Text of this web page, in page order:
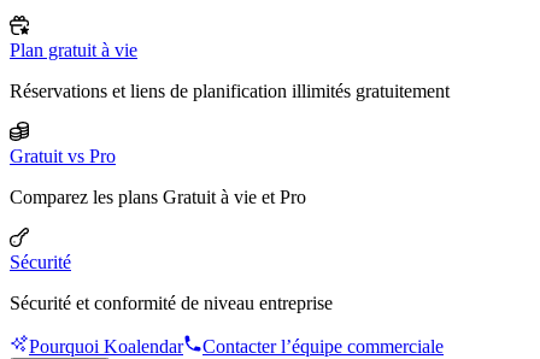
Plan gratuit à vie
Réservations et liens de planification illimités gratuitement
Gratuit vs Pro
Comparez les plans Gratuit à vie et Pro
Sécurité
Sécurité et conformité de niveau entreprise
Pourquoi Koalendar Contacter l’équipe commerciale